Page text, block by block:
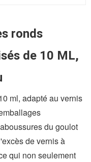
ronds
de 10 ML,
ml, adapté au vernis
du goulot
de vernis à
qui non seulement